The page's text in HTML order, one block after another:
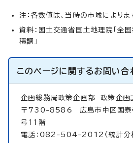
注：各数値は、当時の市域によりま
資料：国土交通省国土地理院「全
積調」
このページに関するお問い合
企画総務局政策企画部政策企画
〒730-8586 広島市中区国泰
号11階
電話：082-504-2012（統計分